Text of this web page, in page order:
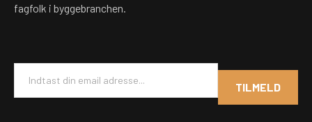
fagfolk i byggebranchen.
a
TILMELD